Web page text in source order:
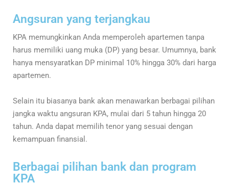
Angsuran yang terjangkau
KPA memungkinkan Anda memperoleh apartemen tanpa
harus memiliki uang muka (DP) yang besar. Umumnya, bank
hanya mensyaratkan DP minimal 10% hingga 30% dari harga
apartemen.
Selain itu biasanya bank akan menawarkan berbagai pilihan
jangka waktu angsuran KPA, mulai dari 5 tahun hingga 20
tahun. Anda dapat memilih tenor yang sesuai dengan
kemampuan finansial.
Berbagai pilihan bank dan program
KPA